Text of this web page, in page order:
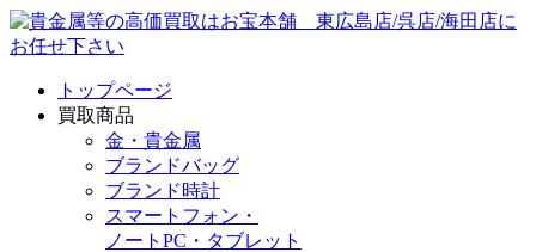
トップページ
買取商品
金・貴金属
ブランドバッグ
ブランド時計
スマートフォン・
ノートPC・タブレット